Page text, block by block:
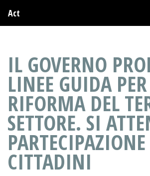
Act
IL GOVERNO
LINEE GUIDA
RIFORMA DEL
SETTORE. SI
CITTADINI